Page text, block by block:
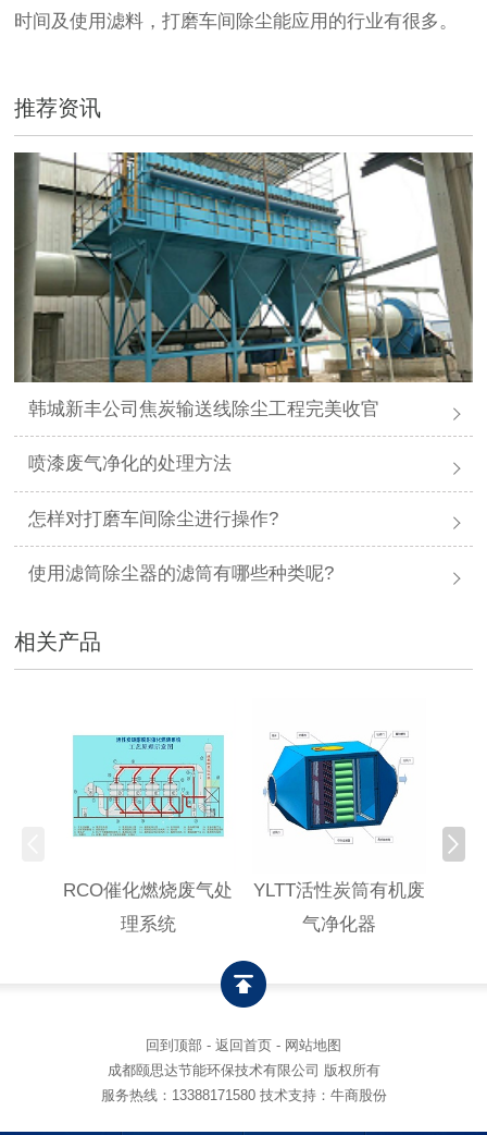
时间及使用滤料，打磨车间除尘能应用的行业有很多。
推荐资讯
韩城新丰公司焦炭输送线除尘工程完美收官
喷漆废气净化的处理方法
怎样对打磨车间除尘进行操作?
使用滤筒除尘器的滤筒有哪些种类呢?
相关产品
RCO催化燃烧废气处
理系统
YLTT活性炭筒有机废
气净化器
回到顶部 - 返回首页 - 网站地图
成都颐思达节能环保技术有限公司 版权所有
服务热线： 13388171580 技术支持：牛商股份